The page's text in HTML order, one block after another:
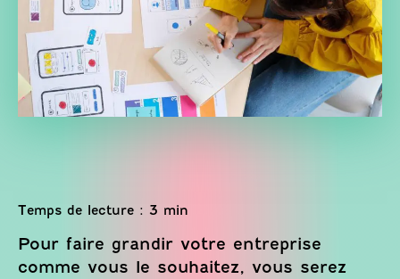
Pour faire grandir votre entreprise
comme vous le souhaitez, vous serez